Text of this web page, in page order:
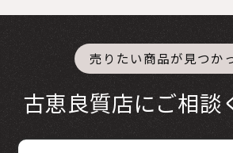
売りたい商品が見つか
古恵良質店にご相談